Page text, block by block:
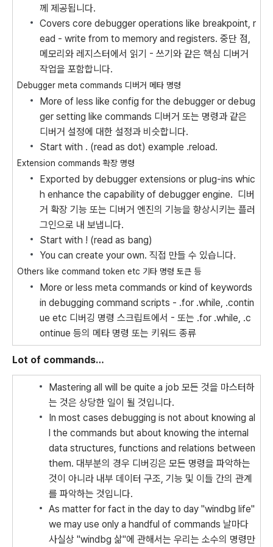
께 제공됩니다.
Covers core debugger operations like breakpoint, r
ead - write from to memory and registers. 중단 점,
메모리와 레지스터에서 읽기 - 쓰기와 같은 핵심 디버거
작업을 포함합니다.
Debugger meta commands 디버거 메타 명령
More of less like config for the debugger or debug
ger setting like commands 디버거 또는 명령과 같은
디버거 설정에 대한 설정과 비슷합니다.
Start with . (read as dot) example .reload.
Extension commands확장 명령
Exported by debugger extensions or plug-ins whic
h enhance the capability of debugger engine. 디버
거 확장 기능 또는 디버거 엔진의 기능을 향상시키는 플러
그인으로 내 보냅니다.
Start with ! (read as bang)
You can create your own. 직접 만들 수 있습니다.
Others like command token etc 기타 명령 토큰 등
More or less meta commands or kind of keywords
in debugging command scripts - .for .while, .contin
ue etc 디버깅 명령 스크립트에서 - 또는 .for .while, .c
ontinue 등의 메타 명령 또는 키워드 종류
Lot of commands…
Mastering all will be quite a job 모든 것을 마스터하
는 것은 상당한 일이 될 것입니다.
In most cases debugging is not about knowing al
l the commands but about knowing the internal
data structures, functions and relations between
them. 대부분의 경우 디버깅은 모든 명령을 파악하는
것이 아니라 내부 데이터 구조, 기능 및 이들 간의 관계
를 파악하는 것입니다.
As matter for fact in the day to day "windbg life"
we may use only a handful of commands 날마다
사실상 "windbg 삶"에 관해서는 우리는 소수의 명령만